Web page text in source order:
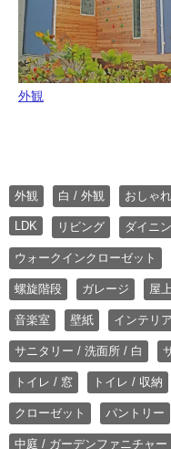
外観
外観 白 / 外観 おしゃ
LDK リビング ダイニ
ウォークインクローゼット
螺旋階段 ガレージ 屋上
音楽室 壁紙 インテリ
サニタリー / 洗面所 / 白
トイレ / 窓 トイレ / 収納
クローゼット パントリー
中庭 / ガーデンファニチャー